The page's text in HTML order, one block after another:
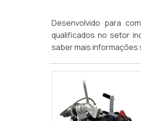
Desenvolvido para
qualificados no setor
saber mais informações